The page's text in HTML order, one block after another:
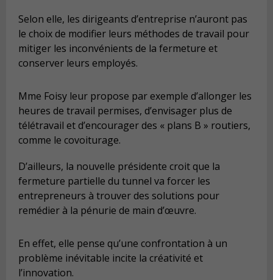
Selon elle, les dirigeants d’entreprise n’auront pas
le choix de modifier leurs méthodes de travail pour
mitiger les inconvénients de la fermeture et
conserver leurs employés.
Mme Foisy leur propose par exemple d’allonger les
heures de travail permises, d’envisager plus de
télétravail et d’encourager des « plans B » routiers,
comme le covoiturage.
D’ailleurs, la nouvelle présidente croit que la
fermeture partielle du tunnel va forcer les
entrepreneurs à trouver des solutions pour
remédier à la pénurie de main d’œuvre.
En effet, elle pense qu’une confrontation à un
problème inévitable incite la créativité et
l’innovation.